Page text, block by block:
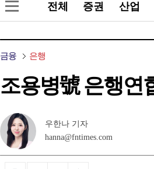
전체 증권 산업
금융 은행
조용병號 은행연
우한나 기자
hanna@fntimes.com